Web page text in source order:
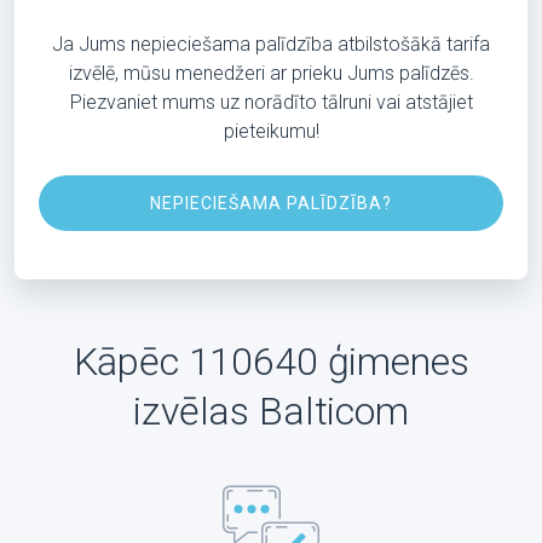
Ja Jums nepieciešama palīdzība atbilstošākā tarifa
izvēlē, mūsu menedžeri ar prieku Jums palīdzēs.
Piezvaniet mums uz norādīto tālruni vai atstājiet
pieteikumu!
NEPIECIEŠAMA PALĪDZĪBA?
Kāpēc 110640 ģimenes
izvēlas Balticom